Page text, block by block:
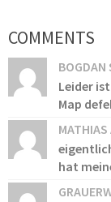
COMMENTS
BOGDAN
Leider
Map
hat